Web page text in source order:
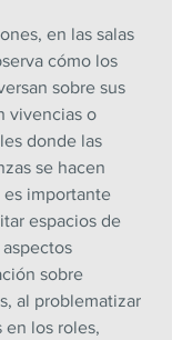
en las salas
cómo los
sobre sus
vivencias o
donde las
se hacen
es importante
espacios de
sobre
al problematizar
en los roles,